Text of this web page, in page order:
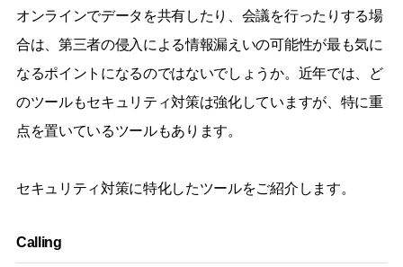
オンラインでデータを共有したり、会議を行ったりする場
合は、第三者の侵入による情報漏えいの可能性が最も気に
なるポイントになるのではないでしょうか。近年では、ど
のツールもセキュリティ対策は強化していますが、特に重
点を置いているツールもあります。
セキュリティ対策に特化したツールをご紹介します。
Calling